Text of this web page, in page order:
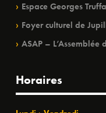
Espace Georges
Foyer culturel de
ASAP – L’Assemblée
Horaires